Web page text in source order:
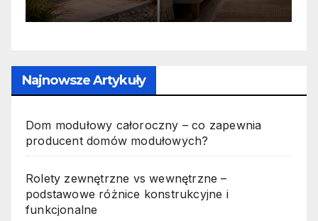
Najnowsze Artykuły
Dom modułowy całoroczny – co zapewnia
producent domów modułowych?
Rolety zewnętrzne vs wewnętrzne –
podstawowe różnice konstrukcyjne i
funkcjonalne